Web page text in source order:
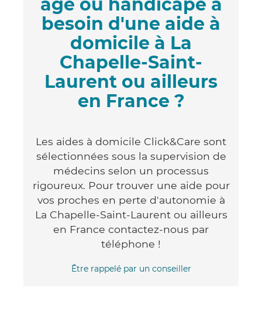
âgé ou handicapé a
besoin d'une aide à
domicile à La
Chapelle-Saint-
Laurent ou ailleurs
en France ?
Les aides à domicile Click&Care sont
sélectionnées sous la supervision de
médecins selon un processus
rigoureux. Pour trouver une aide pour
vos proches en perte d'autonomie à
La Chapelle-Saint-Laurent ou ailleurs
en France contactez-nous par
téléphone !
Être rappelé par un conseiller